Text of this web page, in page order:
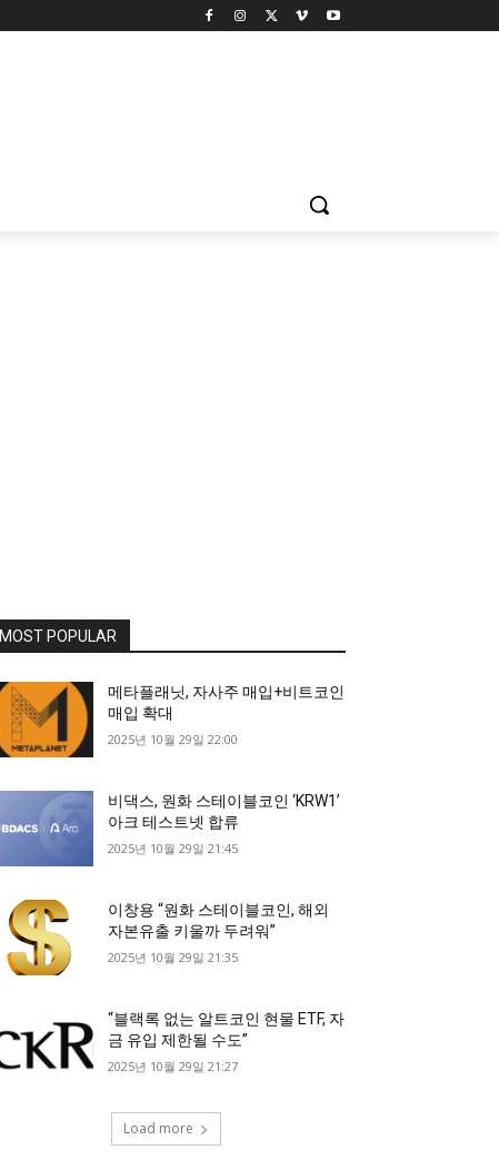
MOST POPULAR
메타플래닛, 자사주 매입+비트코인
매입 확대
2025년 10월 29일 22:00
비댁스, 원화 스테이블코인 ‘KRW1’
아크 테스트넷 합류
2025년 10월 29일 21:45
이창용 “원화 스테이블코인, 해외
자본유출 키울까 두려워”
2025년 10월 29일 21:35
“블랙록 없는 알트코인 현물 ETF, 자
금 유입 제한될 수도”
2025년 10월 29일 21:27
Load more